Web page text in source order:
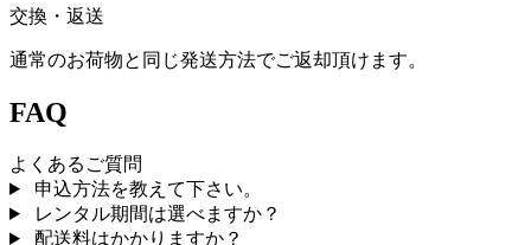
交換・返送
通常のお荷物と同じ発送方法でご返却頂けます。
FAQ
よくあるご質問
申込方法を教えて下さい。
レンタル期間は選べますか？
配送料はかかりますか？